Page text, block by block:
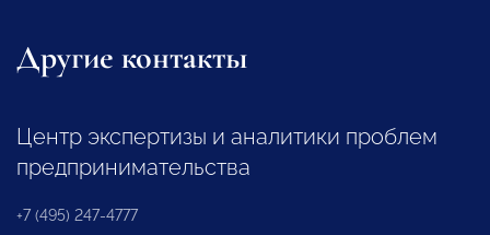
Другие контакты
Центр экспертизы и аналитики проблем
предпринимательства
+7 (495) 247-4777